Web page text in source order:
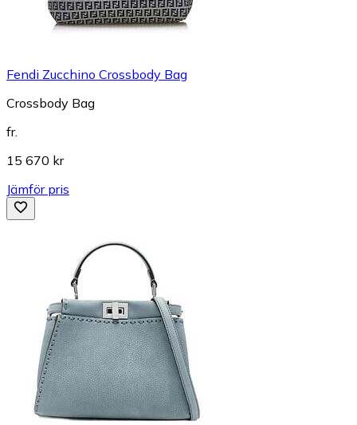
Fendi Zucchino Crossbody Bag
Crossbody Bag
fr.
15 670 kr
Jämför pris